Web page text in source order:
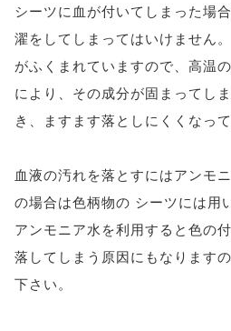
シーツに血が付いてしまった場
濯をしてしまってはいけません
がふくまれていますので、高温
により、その成分が固まってし
き、ますます落としにくくなって
血液の汚れを落とすにはアンモ
の場合は色柄物の シーツには用
アンモニア水を利用すると色の
落してしまう原因にもなります
下さい。